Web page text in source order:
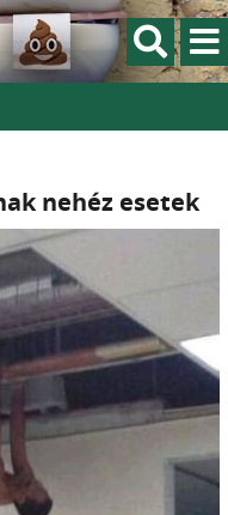
nehéz esetek